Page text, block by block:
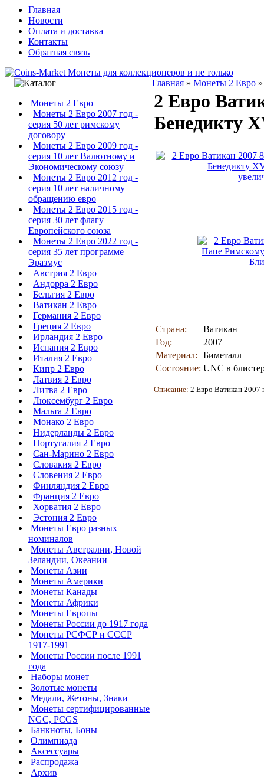
Главная
Новости
Оплата и доставка
Контакты
Обратная связь
Монеты 2 Евро
Монеты 2 Евро 2007 год -
серия 50 лет римскому
договору
Монеты 2 Евро 2009 год -
серия 10 лет Валютному и
Экономическому союзу
Монеты 2 Евро 2012 год -
серия 10 лет наличному
обращению евро
Монеты 2 Евро 2015 год -
серия 30 лет флагу
Европейского союза
Монеты 2 Евро 2022 год -
серия 35 лет программе
Эразмус
Австрия 2 Евро
Андорра 2 Евро
Бельгия 2 Евро
Ватикан 2 Евро
Германия 2 Евро
Греция 2 Евро
Ирландия 2 Евро
Испания 2 Евро
Италия 2 Евро
Кипр 2 Евро
Латвия 2 Евро
Литва 2 Евро
Люксембург 2 Евро
Мальта 2 Евро
Монако 2 Евро
Нидерланды 2 Евро
Португалия 2 Евро
Сан-Марино 2 Евро
Словакия 2 Евро
Словения 2 Евро
Финляндия 2 Евро
Франция 2 Евро
Хорватия 2 Евро
Эстония 2 Евро
Монеты Евро разных
номиналов
Монеты Австралии, Новой
Зеландии, Океании
Монеты Азии
Монеты Америки
Монеты Канады
Монеты Африки
Монеты Европы
Монеты России до 1917 года
Монеты РСФСР и СССР
1917-1991
Монеты России после 1991
года
Наборы монет
Золотые монеты
Медали, Жетоны, Знаки
Монеты сертифицированные
NGC, PCGS
Банкноты, Боны
Олимпиада
Аксессуары
Распродажа
Архив
Главная » Монеты 2 Евро
2 Евро
Бенедикту
Страна:
Ватикан
Год:
2007
Материал:
Биметалл
Состояние: UNC в
Описание: 2 Евро Ватикан 2007